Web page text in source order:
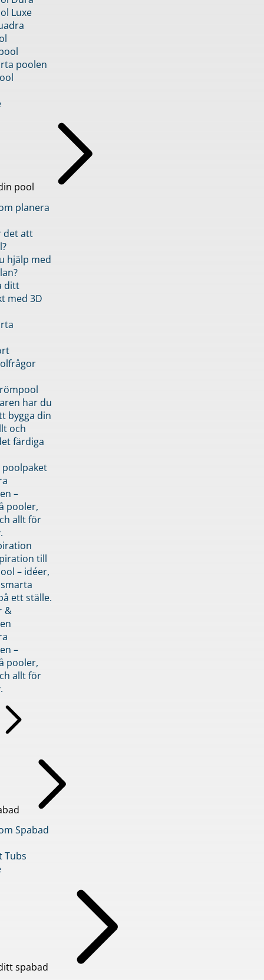
Luxe
poolen
pool
planera
det att
hjälp med
ditt
med 3D
har du
bygga din
och
färdiga
–
pooler,
allt för
till
– idéer,
ett ställe.
&
–
pooler,
allt för
Spabad
Tubs
spabad